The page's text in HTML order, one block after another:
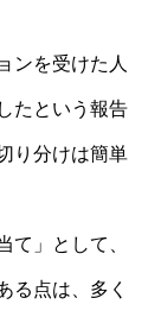
ンを受けた人
たという報告
り分けは簡単
て」として、
る点は、多く